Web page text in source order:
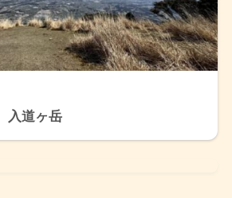
入道ヶ岳